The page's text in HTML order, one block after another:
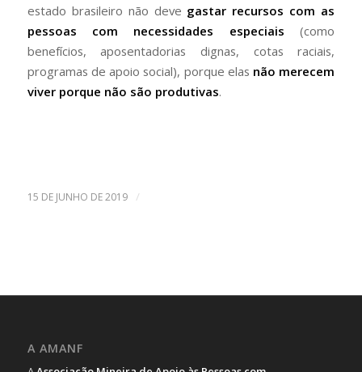
estado brasileiro não deve gastar recursos com as
pessoas com necessidades especiais (como
benefícios, aposentadorias dignas, cotas raciais,
programas de apoio social), porque elas não merecem
viver porque não são produtivas.
15 DE JUNHO DE 2019 /
A AMANF